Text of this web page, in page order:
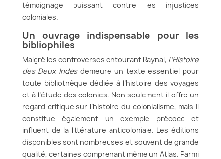
témoignage puissant contre les injustices
coloniales.
Un ouvrage indispensable pour les
bibliophiles
Malgré les controverses entourant Raynal, L’Histoire
des Deux Indesdemeure un texte essentiel pour
toute bibliothèque dédiée à l’histoire des voyages
et à l’étude des colonies. Non seulement il offre un
regard critique sur l’histoire du colonialisme, mais il
constitue également un exemple précoce et
influent de la littérature anticoloniale. Les éditions
disponibles sont nombreuses et souvent de grande
qualité, certaines comprenant même un Atlas. Parmi